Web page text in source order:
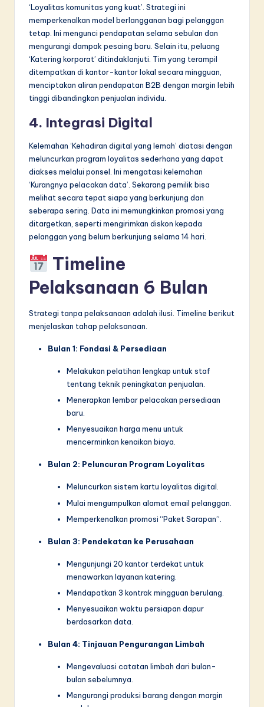
‘Loyalitas komunitas yang kuat’. Strategi ini
memperkenalkan model berlangganan bagi pelanggan
tetap. Ini mengunci pendapatan selama sebulan dan
mengurangi dampak pesaing baru. Selain itu, peluang
‘Katering korporat’ ditindaklanjuti. Tim yang terampil
ditempatkan di kantor-kantor lokal secara mingguan,
menciptakan aliran pendapatan B2B dengan margin lebih
tinggi dibandingkan penjualan individu.
4. Integrasi Digital
Kelemahan ‘Kehadiran digital yang lemah’ diatasi dengan
meluncurkan program loyalitas sederhana yang dapat
diakses melalui ponsel. Ini mengatasi kelemahan
‘Kurangnya pelacakan data’. Sekarang pemilik bisa
melihat secara tepat siapa yang berkunjung dan
seberapa sering. Data ini memungkinkan promosi yang
ditargetkan, seperti mengirimkan diskon kepada
pelanggan yang belum berkunjung selama 14 hari.
Timeline
Pelaksanaan 6 Bulan
Strategi tanpa pelaksanaan adalah ilusi. Timeline berikut
menjelaskan tahap pelaksanaan.
Bulan 1: Fondasi & Persediaan
Melakukan pelatihan lengkap untuk staf
tentang teknik peningkatan penjualan.
Menerapkan lembar pelacakan persediaan
baru.
Menyesuaikan harga menu untuk
mencerminkan kenaikan biaya.
Bulan 2: Peluncuran Program Loyalitas
Meluncurkan sistem kartu loyalitas digital.
Mulai mengumpulkan alamat email pelanggan.
Memperkenalkan promosi “Paket Sarapan”.
Bulan 3: Pendekatan ke Perusahaan
Mengunjungi 20 kantor terdekat untuk
menawarkan layanan katering.
Mendapatkan 3 kontrak mingguan berulang.
Menyesuaikan waktu persiapan dapur
berdasarkan data.
Bulan 4: Tinjauan Pengurangan Limbah
Mengevaluasi catatan limbah dari bulan-
bulan sebelumnya.
Mengurangi produksi barang dengan margin